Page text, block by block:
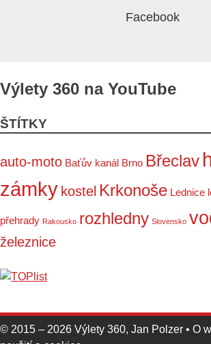
Výlety 360 na YouTube
ŠTÍTKY
auto-moto Baťův kanál Brno Břeclav
zámky kostel Krkonoše Lednice
přehrady Rakousko rozhledny Slovensko
železnice
© 2015 – 2026 Výlety 360, Jan Polzer • O